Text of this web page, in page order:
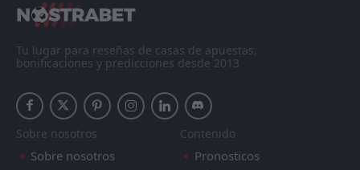
Tu lugar para reseñas de casas de apuestas,
bonificaciones y predicciones desde 2013
Sobre nosotros
Sobre nosotros
Contenido
Pronosticos